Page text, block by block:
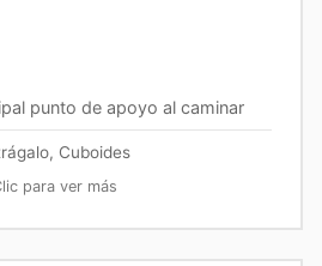
punto de apoyo al caminar
Cuboides
para ver más